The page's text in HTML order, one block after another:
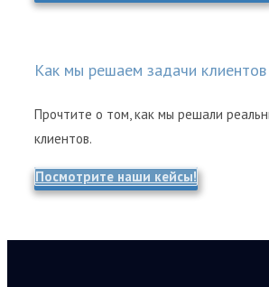
Как мы решаем задачи клиентов
Прочтите о том, как мы решали
клиентов.
Посмотрите наши кейсы!